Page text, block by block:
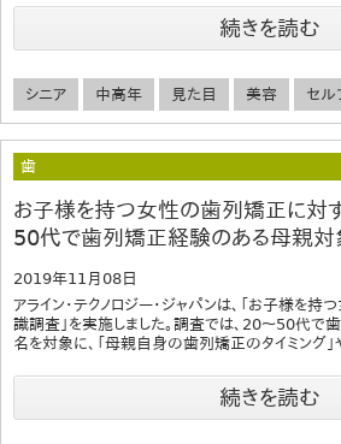
続きを読む
シニア 中高年 見た目 美容 セル
歯
お子様を持つ女性の歯列矯正に対
50代で歯列矯正経験のある母親対
2019年11月08日
アライン・テクノロジー・ジャパンは、「お子様を
識調査」を実施しました。調査では、20～50代
名を対象に、「母親自身の歯列矯正のタイミング
続きを読む